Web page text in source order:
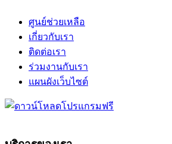
ศูนย์ช่วยเหลือ
เกี่ยวกับเรา
ติดต่อเรา
ร่วมงานกับเรา
แผนผังเว็บไซต์